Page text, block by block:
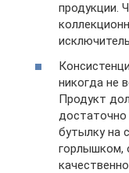
продукции.
никогда не
Продукт
достаточно
бутылку на
горлышком,